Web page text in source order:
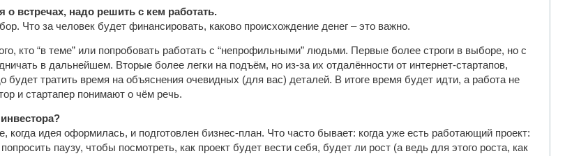
о встречах, надо решить с кем работать.
Что за человек будет финансировать, каково происхождение денег – это важно.
кто “в теме” или попробовать работать с “непрофильными” людьми. Первые более строги в выборе, но с
в дальнейшем. Вторые более легки на подъём, но из-за их отдалённости от интернет-стартапов,
будет тратить время на объяснения очевидных (для вас) деталей. В итоге время будет идти, а работа не
и стартапер понимают о чём речь.
когда идея оформилась, и подготовлен бизнес-план. Что часто бывает: когда уже есть работающий проект:
паузу, чтобы посмотреть, как проект будет вести себя, будет ли рост (а ведь для этого роста, как